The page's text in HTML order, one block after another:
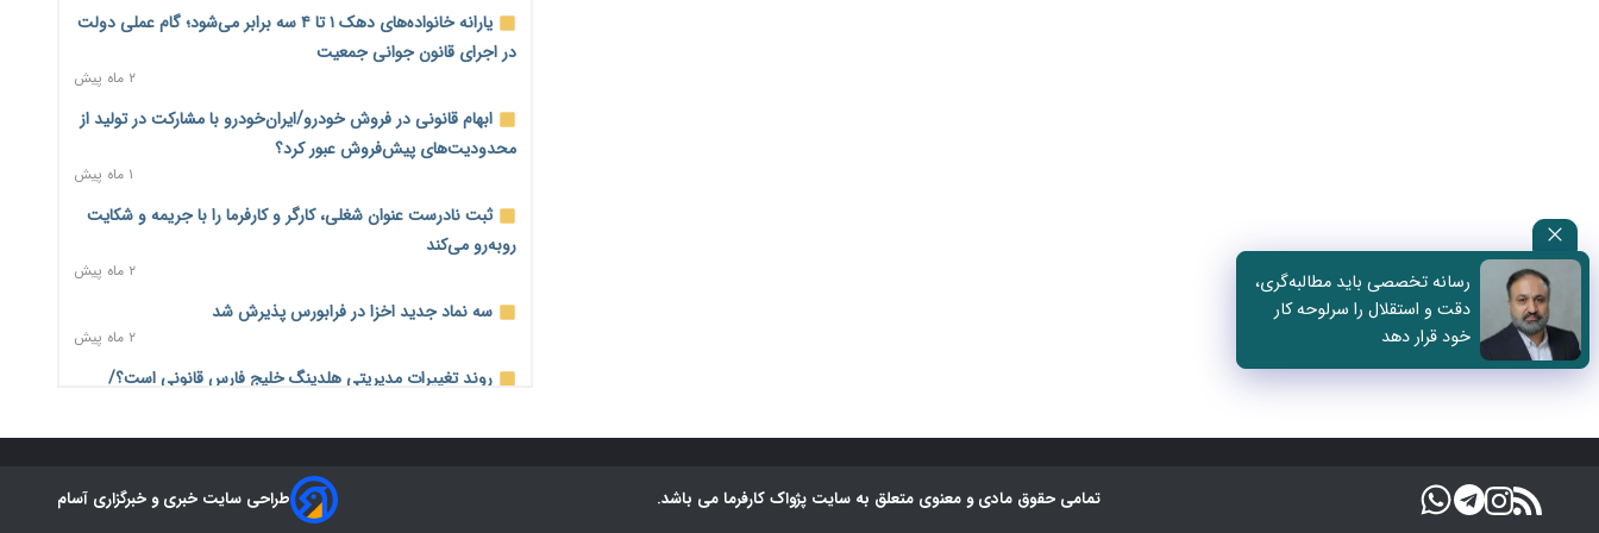
بیکاری ۷ درصدی روی کاغذ؛ آیا در واقعیت هم این چنین است؟
روز خبرنگار؛ مطالبه‌ای فراتر از تبریک برای پاسداشت حقیقت و
امنیت شغلی
زائران اربعین نگران ارز باقی‌مانده نباشند؛ خرید دینار در بانک‌ها و
جنگ کریدورها وارد فاز جدید شد؛ سرمایه‌گذاری ۳۴۵ میلیارد
دلاری اوراسیا تا ۲۰۳۵
پارادوکس اینترنت در ایران؛ مصرف‌کننده بیشتر می‌پردازد، شبکه
۲ روز پیش
یارانه خانواده‌های دهک ۱ تا ۴ سه برابر می‌شود؛ گام عملی دولت
در اجرای قانون جوانی جمعیت
۲ ماه پیش
ابهام قانونی در فروش خودرو/ایران‌خودرو با مشارکت در تولید از
محدودیت‌های پیش‌فروش عبور کرد؟
۱ ماه پیش
ثبت نادرست عنوان شغلی، کارگر و کارفرما را با جریمه و شکایت
روبه‌رو می‌کند
۲ ماه پیش
سه نماد جدید اخزا در فرابورس پذیرش شد
۲ ماه پیش
روند تغییرات مدیریتی هلدینگ خلیج فارس قانونی است؟/
۱ ماه پیش
هشدار درباره «۴ درصد» مشاغل سخت و زیان‌آور/کارفرمایان
پرداخت را به بازنشستگی موکول نکنند
رسانه تخصصی باید مطالبه‌گری،
دقت و استقلال را سرلوحه کار
خود قرار دهد
تمامی حقوق مادی و معنوی متعلق به سایت پژواک کارفرما می باشد. طراحی سایت خبری و خبرگزاری آسام